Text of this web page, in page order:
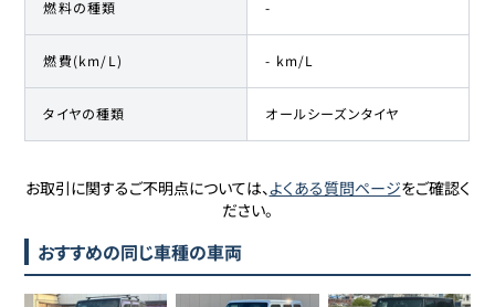
燃料の種類 -
燃費(km/L) - km/L
タイヤの種類 オールシーズンタイヤ
お取引に関するご不明点については、よくある質問ページをご確認く
ださい。
おすすめの同じ車種の車両